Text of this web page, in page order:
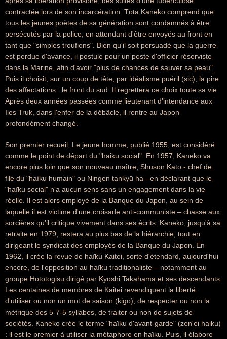
contractée lors de son incarcération. Tōta Kaneko comprend que
tous les jeunes poètes de sa génération sont condamnés à être
persécutés par la police, en attendant d'être envoyés au front en
tant que "simples troufions". Bien qu'il soit persuadé que la guerre
est perdue d'avance, il postule pour un poste d'officier réserviste
dans la Marine, afin d'avoir "plus de chances de sauver sa peau".
Puis il choisit, sur un coup de tête, par idéalisme puéril (sic), la pire
des affectations : le front du sud. Il regrettera ce choix toute sa vie.
Après deux années passées comme lieutenant d'intendance aux
Iles Truk, dans l'enfer de la débâcle, il rentre au Japon
profondément changé.
Son premier recueil, Le jeune homme, publié 1955, est considéré
comme le point de départ du "haiku social". En 1957, Kaneko va
encore plus loin que son nouveau maître, Shūson Katō - chef de
file du "haïku humain" ou Ningen tankyū ha - en déclarant que le
"haïku social" n'a aucun sens sans un engagement dans la vie
réelle. Il est alors employé de la Banque du Japon, au sein de
laquelle il est victime d'une croisade anti-communiste – chasse aux
sorcières qu'il critique vivement dans ses écrits. Kaneko, jusqu'à sa
retraite en 1979, restera au plus bas de la hiérarchie, tout en
dirigeant le syndicat des employés de la Banque du Japon. En
1962, il crée la revue de haïku Kaitei, sorte d'étendard, aujourd'hui
encore, de l'opposition au haïku traditionaliste – notamment au
groupe Hototogisu dirigé par Kyoshi Takahama et ses descendants.
Les centaines de membres de Kaitei revendiquent la liberté
d'utiliser ou non un mot de saison (kigo), de respecter ou non la
métrique des 5-7-5 syllabes, de traiter ou non de sujets de
sociétés. Kaneko crée le terme "haïku d'avant-garde" (zen'ei haiku)
: il est le premier à utiliser la métaphore en haïku. Puis, il élabore